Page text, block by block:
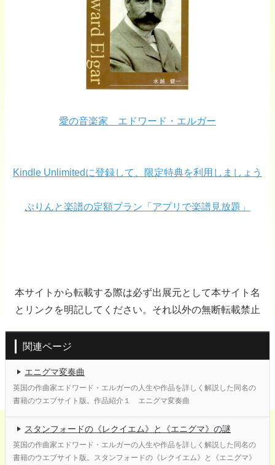
愛の音楽家 エドワード・エルガー
Kindle Unlimitedに登録して、限定特典を利用しましょう
ぷりんと楽譜の定額プラン「アプリで楽譜見放題」
本サイトから転載する際は必ず出展元として本サイト名
とリンクを明記してください。それ以外の無断転載禁止
関連ページ
エニグマ変奏曲
英国の作曲家エドワード・エルガーの人生や作品を詳しく解説した同名の
書籍のウエブサイト版。作品紹介１ エニグマ変奏曲
スタンフォードの《レクイエム》と《エニグマ》の謎
英国の作曲家エドワード・エルガーの人生や作品を詳しく解説した同名の
書籍のウエブサイト版。スタンフォードの《レクイエム》と《エニグマ》